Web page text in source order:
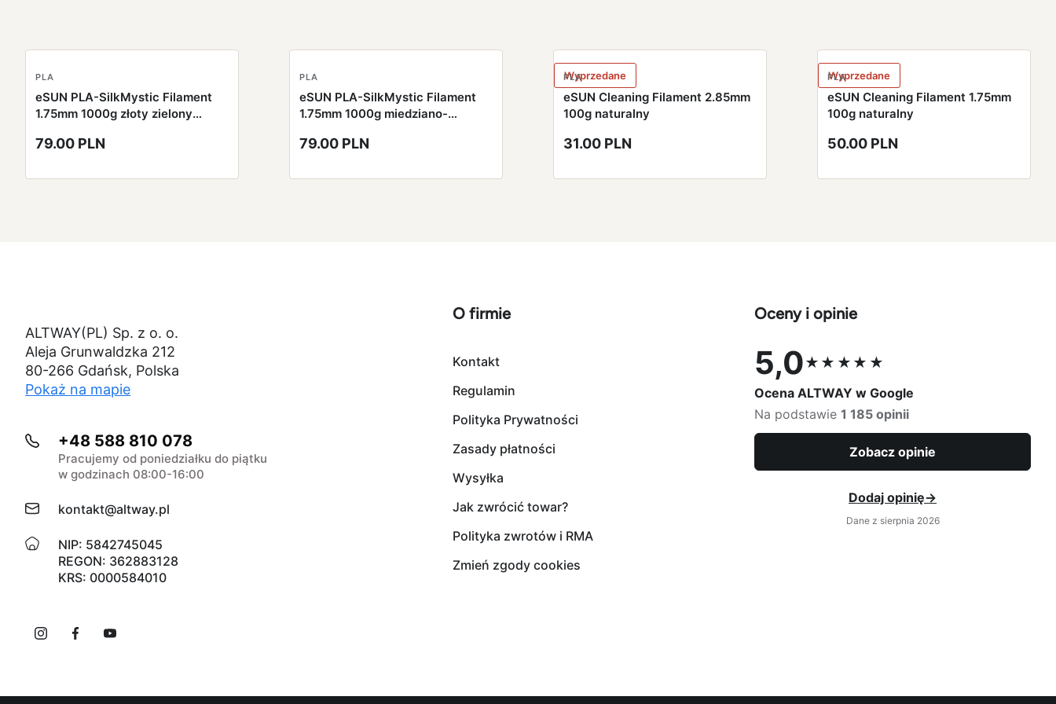
PLA
eSUN PLA-SilkMystic Filament
1.75mm 1000g złoty zielony
79.00 PLN
PLA
eSUN PLA-SilkMystic Filament
1.75mm 1000g miedziano-
79.00 PLN
Wyprzedane
PLA
eSUN Cleaning Filament 2.85mm
100g naturalny
31.00 PLN
Wyprzedane
PLA
eSUN Cleaning Filament 1.75mm
100g naturalny
50.00 PLN
ALTWAY(PL) Sp. z o. o.
Aleja Grunwaldzka 212
80-266 Gdańsk, Polska
Pokaż na mapie
+48 588 810 078
Pracujemy od poniedziałku do piątku
w godzinach 08:00-16:00
kontakt@altway.pl
NIP: 5842745045
REGON: 362883128
KRS: 0000584010
O firmie
Kontakt
Regulamin
Polityka Prywatności
Zasady płatności
Wysyłka
Jak zwrócić towar?
Polityka zwrotów i RMA
Zmień zgody cookies
Oceny i opinie
5,0★★★★★
Ocena 5,0 na 5
Ocena ALTWAY w Google
Na podstawie 1 185 opinii
Zobacz opinie
Dodaj opinię→
Dane z sierpnia 2026